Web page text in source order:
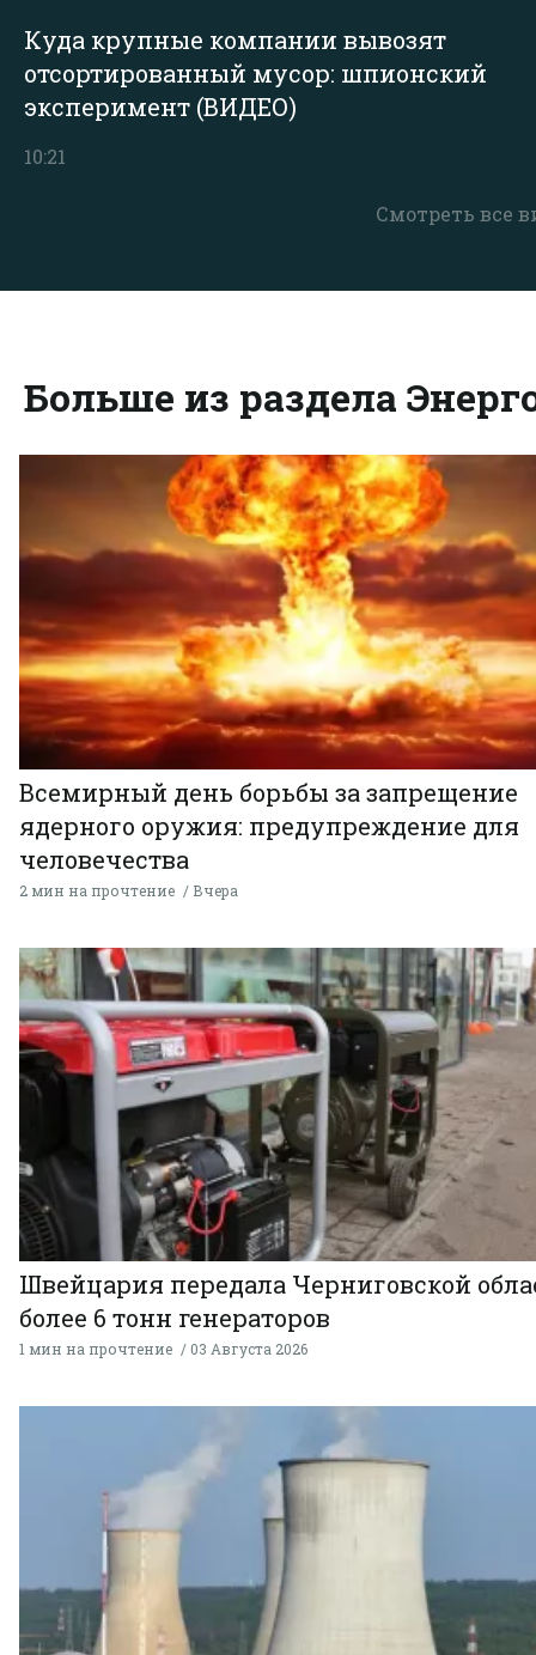
Смотреть все
Куда крупные компании вывозят
отсортированный мусор: шпионский
эксперимент (ВИДЕО)
10:21
Больше из раздела
Всемирный день борьбы за запрещение
ядерного оружия: предупреждение для
человечества
2 мин на прочтение Вчера
Швейцария передала Черниговской
более 6 тонн генераторов
1 мин на прочтение 03 Августа 2026